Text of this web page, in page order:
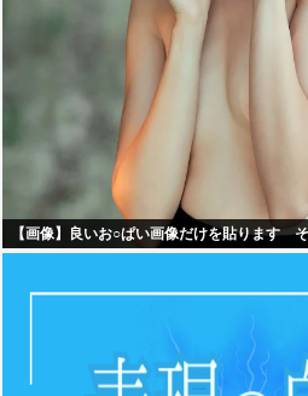
【画像】良いお○ぱい画像だけを貼ります